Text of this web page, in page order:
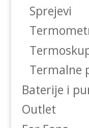
Sprejevi
Termalne
Baterije i
Outlet